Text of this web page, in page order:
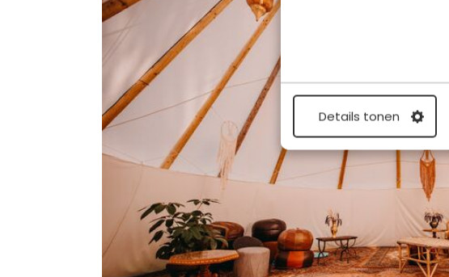
Details tonen